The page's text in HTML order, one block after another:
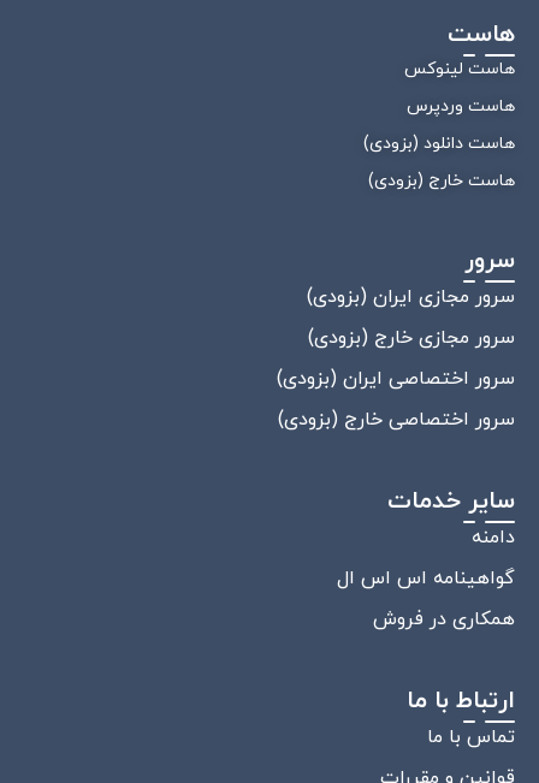
هاست
هاست لینوکس
هاست وردپرس
هاست دانلود (بزودی)
هاست خارج (بزودی)
سرور
سرور مجازی ایران (بزودی)
سرور مجازی خارج (بزودی)
سرور اختصاصی ایران (بزودی)
سرور اختصاصی خارج (بزودی)
سایر خدمات
دامنه
گواهینامه اس اس ال
همکاری در فروش
ارتباط با ما
تماس با ما